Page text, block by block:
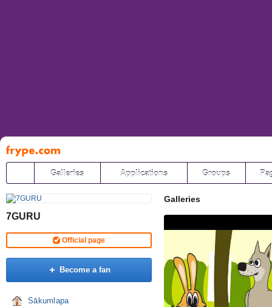
Pāriet
uz
saturu
Galleries Applications Groups
7GURU
Official page
Become a fan
Sākumlapa
Galleries